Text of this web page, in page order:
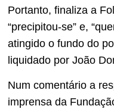
Portanto, finaliza a
“precipitou-se” e,
atingido o fundo do
liquidado por João
Num comentário a
imprensa da